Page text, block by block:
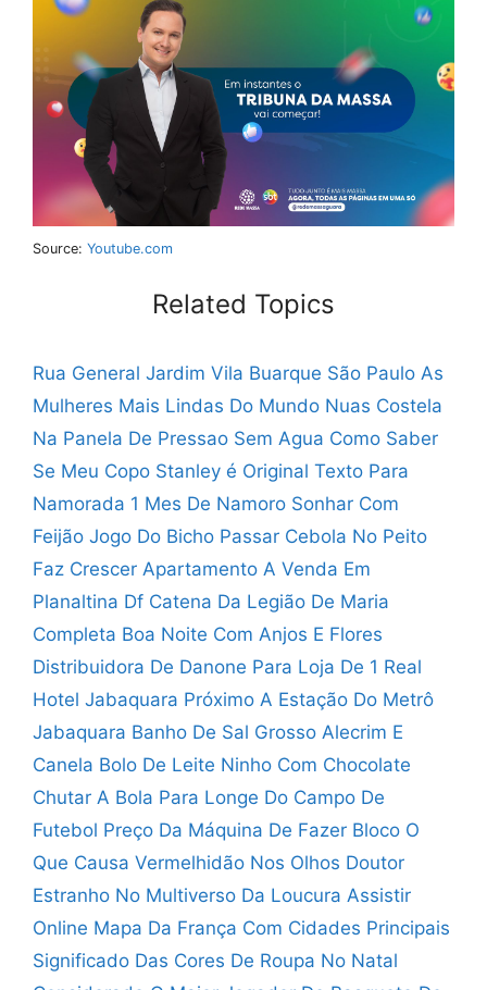
Source: Youtube.com
Related Topics
Rua General Jardim Vila Buarque São Paulo As
Mulheres Mais Lindas Do Mundo Nuas Costela
Na Panela De Pressao Sem Agua Como Saber
Se Meu Copo Stanley é Original Texto Para
Namorada 1 Mes De Namoro Sonhar Com
Feijão Jogo Do Bicho Passar Cebola No Peito
Faz Crescer Apartamento A Venda Em
Planaltina Df Catena Da Legião De Maria
Completa Boa Noite Com Anjos E Flores
Distribuidora De Danone Para Loja De 1 Real
Hotel Jabaquara Próximo A Estação Do Metrô
Jabaquara Banho De Sal Grosso Alecrim E
Canela Bolo De Leite Ninho Com Chocolate
Chutar A Bola Para Longe Do Campo De
Futebol Preço Da Máquina De Fazer Bloco O
Que Causa Vermelhidão Nos Olhos Doutor
Estranho No Multiverso Da Loucura Assistir
Online Mapa Da França Com Cidades Principais
Significado Das Cores De Roupa No Natal